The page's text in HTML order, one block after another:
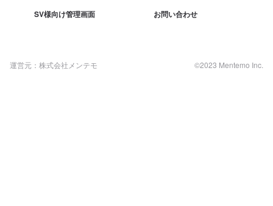
SV様向け管理画面 お問い合わせ
運営元：株式会社メンテモ ©2023 Mentemo Inc.